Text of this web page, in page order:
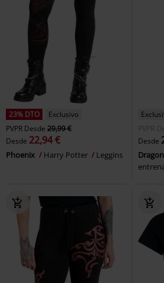
23% DTO
Exclusivo
PVPR Desde 29,99 €
Desde 22,94 €
Phoenix Harry Potter Leggins
PVPR
Desde